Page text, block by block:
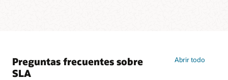
Preguntas frecuentes sobre
SLA
Abrir todo